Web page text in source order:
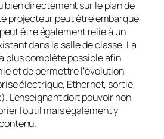
bien directement sur le plan de
projecteur peut être embarqué
peut être également relié à un
dans la salle de classe. La
plus complète possible afin
et de permettre l’évolution
électrique, Ethernet, sortie
L’enseignant doit pouvoir non
l’outil mais également y